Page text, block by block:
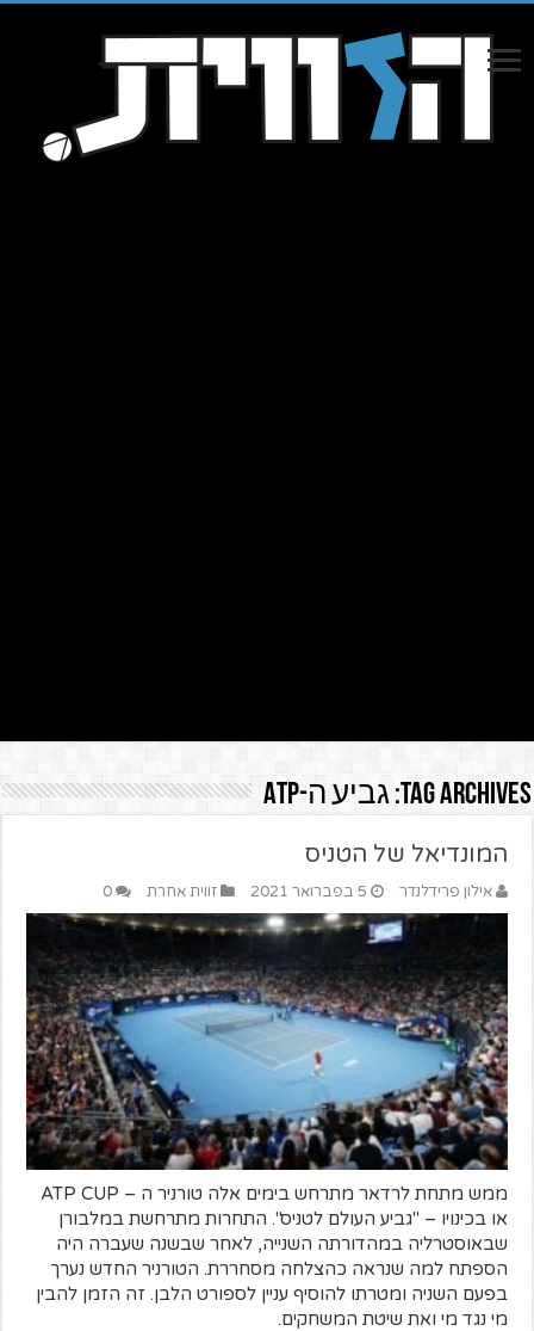
Tag Archives: גביע ה-ATP
המונדיאל של הטניס
אילון פרידלנדר 5 בפברואר 2021 זווית אחרת 0
ממש מתחת לרדאר מתרחש בימים אלה טורניר ה – ATP CUP
או בכינויו – "גביע העולם לטניס". התחרות מתרחשת במלבורן
שבאוסטרליה במהדורתה השנייה, לאחר שבשנה שעברה היה
הספתח למה שנראה כהצלחה מסחררת. הטורניר החדש נערך
בפעם השניה ומטרתו להוסיף עניין לספורט הלבן. זה הזמן להבין
מי נגד מי ואת שיטת המשחקים.